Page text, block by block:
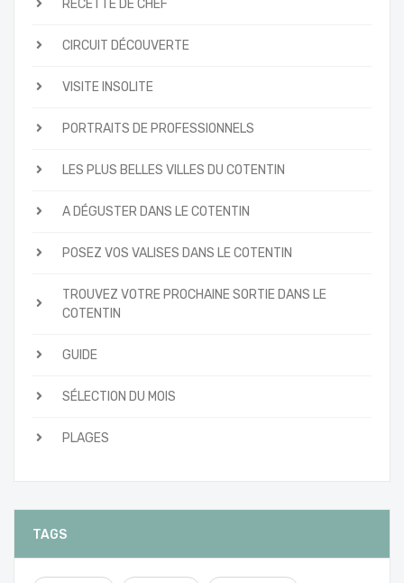
RECETTE DE CHEF
CIRCUIT DÉCOUVERTE
VISITE INSOLITE
PORTRAITS DE PROFESSIONNELS
LES PLUS BELLES VILLES DU COTENTIN
A DÉGUSTER DANS LE COTENTIN
POSEZ VOS VALISES DANS LE COTENTIN
TROUVEZ VOTRE PROCHAINE SORTIE DANS LE
COTENTIN
GUIDE
SÉLECTION DU MOIS
PLAGES
TAGS